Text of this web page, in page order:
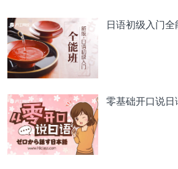
学习，可以了解沪江网校精品课程
用的个性化学习方案，专属督导全
制专属课程
巧大揭秘，希望可以切实帮助到大
相关信息，可以关注沪江网查询。
相关热点： 日语零基础入门
日语初级入门全
零基础开口说日